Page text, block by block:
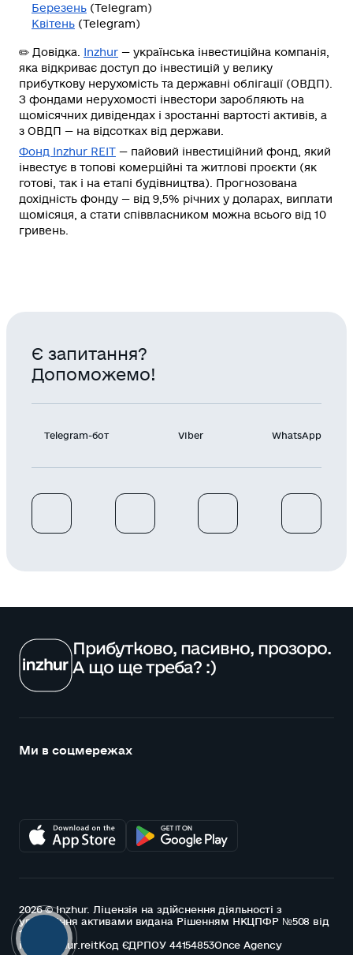
Березень (Telegram)
Квітень (Telegram)
✏️ Довідка Inzhur — українська інвестиційна компанія,
яка відкриває доступ до інвестицій у велику
прибуткову нерухомість та державні облігації (ОВДП).
З фондами нерухомості інвестори заробляють на
щомісячних дивідендах і зростанні вартості активів, а
з ОВДП — на відсотках від держави.
Фонд Inzhur REIT — пайовий інвестиційний фонд, який
інвестує в топові комерційні та житлові проєкти (як
готові, так і на етапі будівництва). Прогнозована
дохідність фонду — від 9,5% річних у доларах, виплати
щомісяця, а стати співвласником можна всього від 10
гривень.
Є запитання?
Допоможемо!
Telegram-бот Viber WhatsApp
Прибутково, пасивно, прозоро.
А що ще треба? :)
Ми в соцмережах
2026 © Inzhur. Ліцензія на здійснення діяльності з
управління активами видана Рішенням НКЦПФР №508 від
15.07.2021
info@inzhur.reitКод ЄДРПОУ 44154853Once Agency